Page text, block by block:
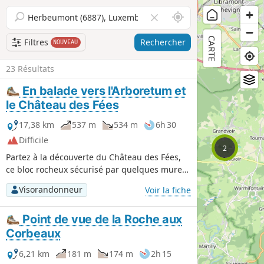
CARTE
i
d
e
l
e
a
p
A
u
t
o
r
d
Filtres NOUVEAU Rechercher
23 Résultats
En balade vers l'Arboretum et
le Château des Fées
17,38 km 537 m 534 m
6h 30
Difficile
Partez à la découverte du Château des Fées,
ce bloc rocheux sécurisé par quelques murets
en pierre, ainsi que de l'arboretum de Bertrix
où l'on découvre de nombreux exemplaires
d'arbres issus des quatre coins du
monde.Cette belle balade exclusivement
forestière, très peu fréquentée, est à
considérer comme difficile non seulement
pour son dénivelé positif cumulé mais aussi à
Visorandonneur Voir la fiche
Point de vue de la Roche aux
Corbeaux
6,21 km 181 m 174 m
2h 15
2
3